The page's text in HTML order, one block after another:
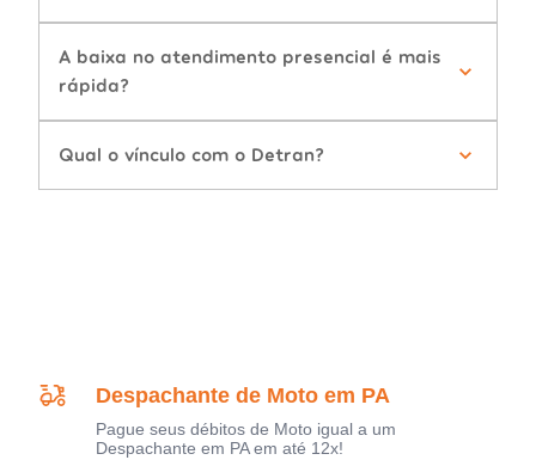
A baixa no atendimento presencial é mais
rápida?
Qual o vínculo com o Detran?
Despachante de Moto em PA
Pague seus débitos de Moto igual a um
Despachante em PA em até 12x!